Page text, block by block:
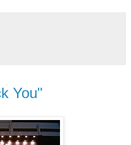
You"